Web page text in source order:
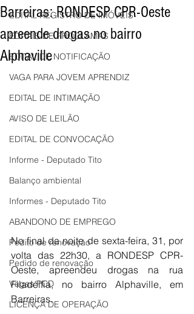
EDITAL REGISTRO DE IMÓVEIS
EDITAIS DE PROCLAMAS
EDITAL DE NOTIFICAÇÃO
VAGA PARA JOVEM APRENDIZ
EDITAL DE INTIMAÇÃO
AVISO DE LEILÃO
EDITAL DE CONVOCAÇÃO
Informe - Deputado Tito
Balanço ambiental
Informes - Deputado Tito
ABANDONO DE EMPREGO
Pedito de renovação
Pedido de renovação
Vagas PCD
LICENÇA DE OPERAÇÃO
Barreiras: RONDESP CPR-Oeste
apreende drogas no bairro
Alphaville
No final da noite de sexta-feira, 31, por
volta das 22h30, a RONDESP CPR-
Oeste, apreendeu drogas na rua
Filadélfia, no bairro Alphaville, em
Barreiras.